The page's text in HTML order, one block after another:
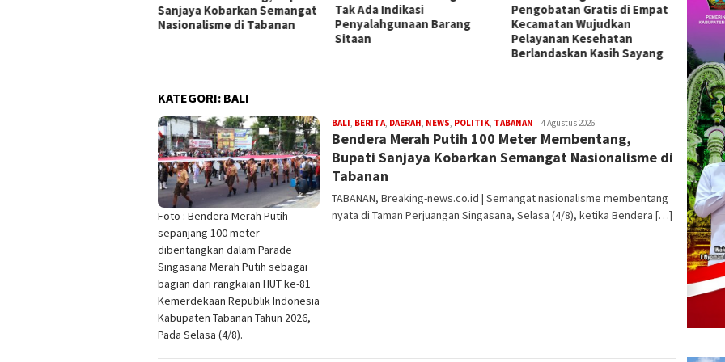
Tak Ada Indikasi
Penyalahgunaan Barang
Pengobatan Gratis di Empat
Kecamatan Wujudkan
Pelayanan Kesehatan
2026 di Surabaya, Targetkan
Prestasi Nasional
KATEGORI: BALI
Foto : Bendera Merah Putih
sepanjang 100 meter
dibentangkan dalam Parade
Singasana Merah Putih sebagai
bagian dari rangkaian HUT ke-81
Kemerdekaan Republik Indonesia
Kabupaten Tabanan Tahun 2026,
Pada Selasa (4/8).
BALI, BERITA, DAERAH, NEWS, POLITIK, TABANAN Redaksi
4 Agustus 2026
Bendera Merah Putih 100 Meter Membentang,
Bupati Sanjaya Kobarkan Semangat Nasionalisme di
Tabanan
TABANAN, Breaking-news.co.id | Semangat nasionalisme membentang
nyata di Taman Perjuangan Singasana, Selasa (4/8), ketika Bendera […]